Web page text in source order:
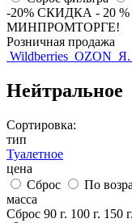
-20% СКИДКА - 20
МИНПРОМТОРГЕ!
Розничная продажа
Wildberries OZON Я.
Нейтральное
Сортировка:
тип
Туалетное
цена
Сброс
По
масса
Сброс 90 г. 100 г. 150 г.